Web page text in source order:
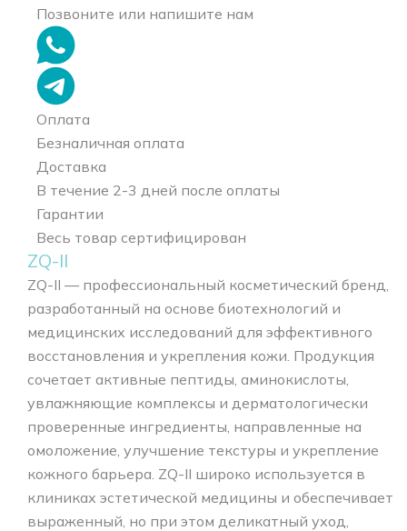
Позвоните или напишите нам
Оплата
Безналичная оплата
Доставка
В течение 2-3 дней после оплаты
Гарантии
Весь товар сертифицирован
ZQ-II
ZQ-II — профессиональный косметический бренд,
разработанный на основе биотехнологий и
медицинских исследований для эффективного
восстановления и укрепления кожи. Продукция
сочетает активные пептиды, аминокислоты,
увлажняющие комплексы и дерматологически
проверенные ингредиенты, направленные на
омоложение, улучшение текстуры и укрепление
кожного барьера. ZQ-II широко используется в
клиниках эстетической медицины и обеспечивает
выраженный, но при этом деликатный уход,